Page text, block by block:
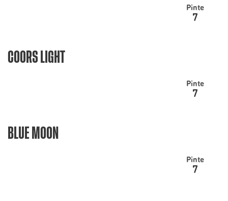
Pinte
7
COORS LIGHT
Pinte
7
BLUE MOON
Pinte
7